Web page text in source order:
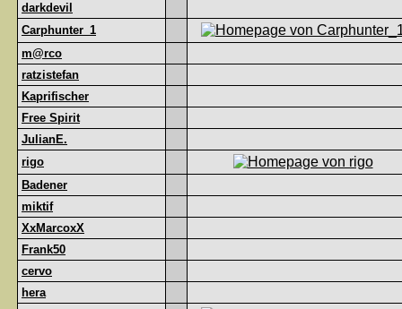
darkdevil
Carphunter_1
m@rco
ratzistefan
Kaprifischer
Free Spirit
JulianE.
rigo
Badener
miktif
XxMarcoxX
Frank50
cervo
hera